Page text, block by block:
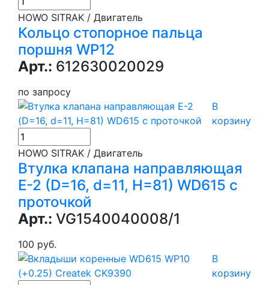
HOWO SITRAK / Двигатель
Кольцо стопорное пальца
поршня WP12
Арт.: 612630020029
по запросу
В
корзину
HOWO SITRAK / Двигатель
Втулка клапана направляющая
E-2 (D=16, d=11, H=81) WD615 с
проточкой
Арт.: VG1540040008/1
100 руб.
В
корзину